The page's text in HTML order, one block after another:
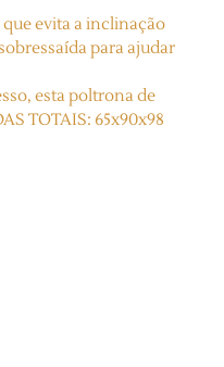
evita a inclinação
para ajudar
esta poltrona de
TOTAIS: 65x90x98